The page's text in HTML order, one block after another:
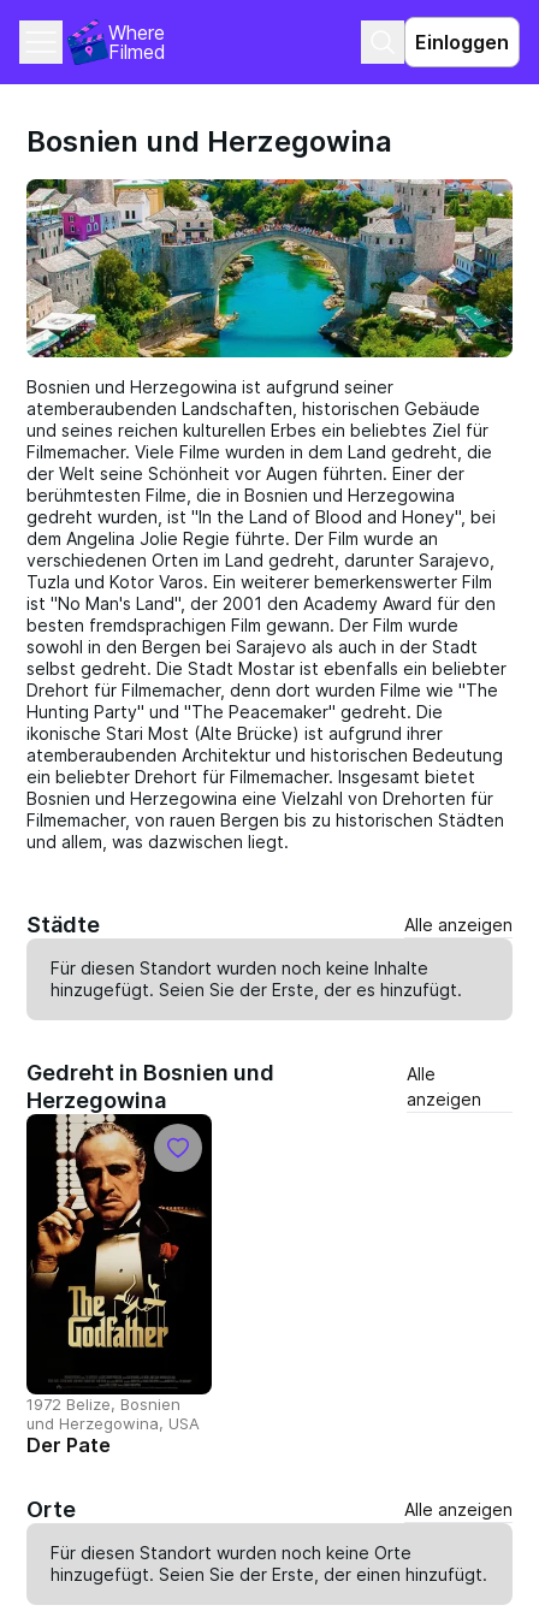
Where
Filmed
Einloggen
Bosnien und Herzegowina
Bosnien und Herzegowina ist aufgrund seiner
atemberaubenden Landschaften, historischen Gebäude
und seines reichen kulturellen Erbes ein beliebtes Ziel für
Filmemacher. Viele Filme wurden in dem Land gedreht, die
der Welt seine Schönheit vor Augen führten. Einer der
berühmtesten Filme, die in Bosnien und Herzegowina
gedreht wurden, ist "In the Land of Blood and Honey", bei
dem Angelina Jolie Regie führte. Der Film wurde an
verschiedenen Orten im Land gedreht, darunter Sarajevo,
Tuzla und Kotor Varos. Ein weiterer bemerkenswerter Film
ist "No Man's Land", der 2001 den Academy Award für den
besten fremdsprachigen Film gewann. Der Film wurde
sowohl in den Bergen bei Sarajevo als auch in der Stadt
selbst gedreht. Die Stadt Mostar ist ebenfalls ein beliebter
Drehort für Filmemacher, denn dort wurden Filme wie "The
Hunting Party" und "The Peacemaker" gedreht. Die
ikonische Stari Most (Alte Brücke) ist aufgrund ihrer
atemberaubenden Architektur und historischen Bedeutung
ein beliebter Drehort für Filmemacher. Insgesamt bietet
Bosnien und Herzegowina eine Vielzahl von Drehorten für
Filmemacher, von rauen Bergen bis zu historischen Städten
und allem, was dazwischen liegt.
Städte Alle anzeigen
Für diesen Standort wurden noch keine Inhalte
hinzugefügt. Seien Sie der Erste, der eshinzufügt.
Gedreht in Bosnien und
Herzegowina
Alle
anzeigen
1972 Belize, Bosnien
und Herzegowina, USA
Der Pate
Orte Alle anzeigen
Für diesen Standort wurden noch keine Orte
hinzugefügt. Seien Sie der Erste, der einenhinzufügt.